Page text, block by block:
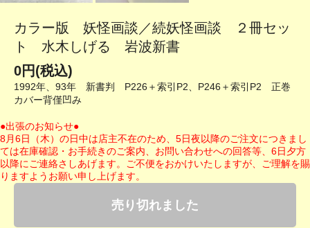
カラー版 妖怪画談／続妖怪画談 ２冊セッ
ト 水木しげる 岩波新書
0円(税込)
1992年、93年 新書判 P226＋索引P2、P246＋索引P2 正巻
カバー背僅凹み
●出張のお知らせ●
8月6日（木）の日中は店主不在のため、5日夜以降のご注文につきまし
ては在庫確認・お手続きのご案内、お問い合わせへの回答等、6日夕方
以降にご連絡さしあげます。ご不便をおかけいたしますが、ご理解を賜
りますようお願い申し上げます。
売り切れました